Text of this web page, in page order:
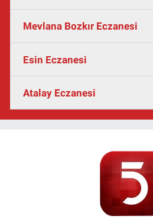
Mevlana Bozkır Eczanesi
Esin Eczanesi
Atalay Eczanesi